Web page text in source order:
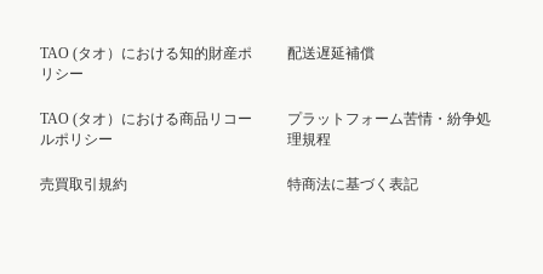
TAO (タオ）における知的財産ポ
リシー
TAO (タオ）における商品リコー
ルポリシー
売買取引規約
配送遅延補償
プラットフォーム苦情・紛争処
理規程
特商法に基づく表記